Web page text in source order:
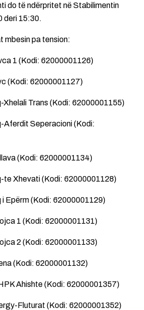
do të ndërpritet në Stabilimentin
deri 15:30.
mbesin pa tension:
1 (Kodi: 62000001126)
(Kodi: 62000001127)
Trans (Kodi: 62000001155)
Aferdit Seperacioni (Kodi:
(Kodi: 62000001134)
te Xhevati (Kodi: 62000001128)
Epërm (Kodi: 62000001129)
1 (Kodi: 62000001131)
2 (Kodi: 62000001133)
(Kodi: 62000001132)
Ahishte (Kodi: 62000001357)
Fluturat (Kodi: 62000001352)